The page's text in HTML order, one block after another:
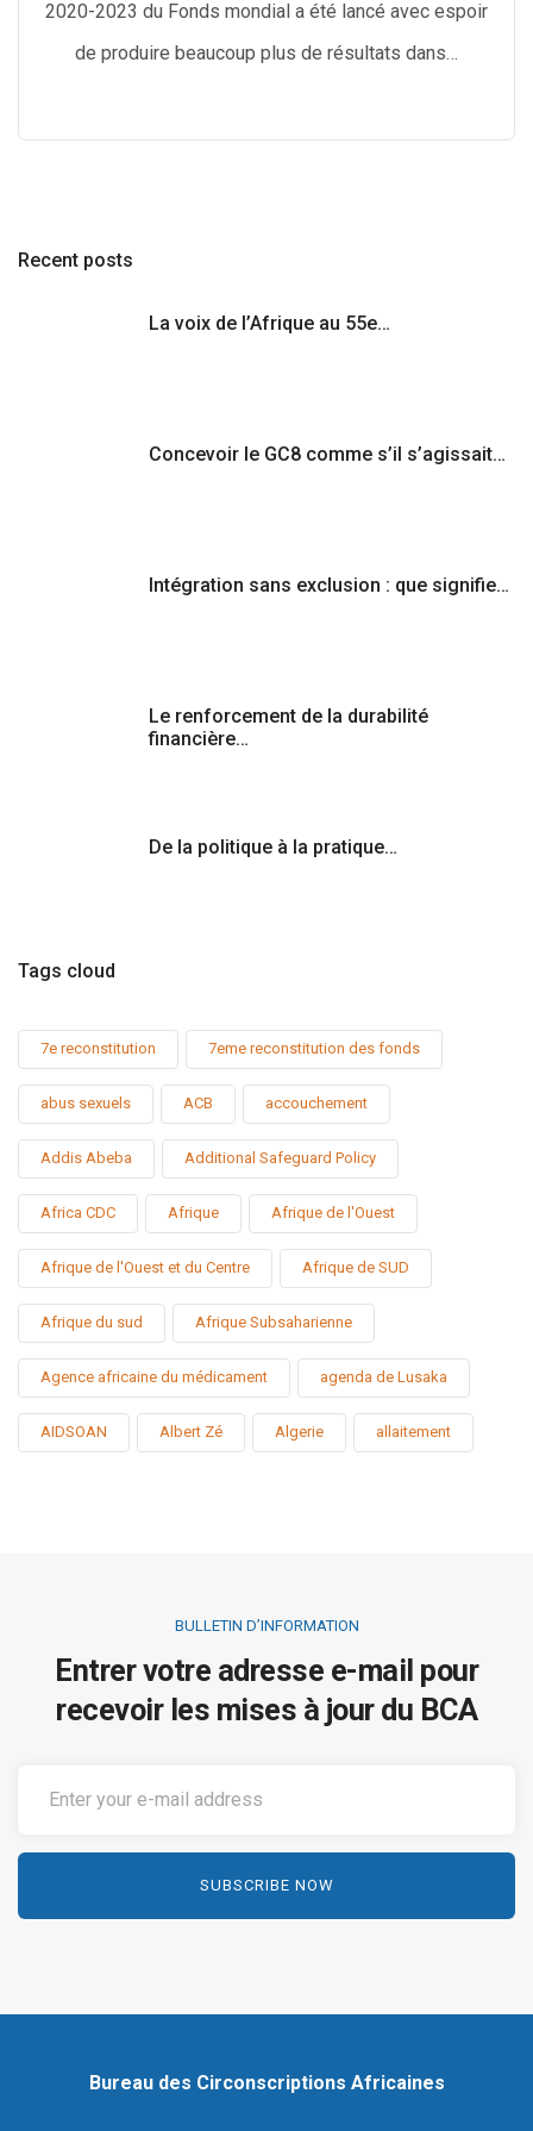
2020-2023 du Fonds mondial a été lancé avec espoir
de produire beaucoup plus de résultats dans…
Recent posts
La voix de l’Afrique au 55e…
Concevoir le GC8 comme s’il s’agissait…
Intégration sans exclusion : que signifie…
Le renforcement de la durabilité
financière…
De la politique à la pratique…
Tags cloud
7e reconstitution 7eme reconstitution des fonds
abus sexuels ACB accouchement
Addis Abeba Additional Safeguard Policy
Africa CDC Afrique Afrique de l'Ouest
Afrique de l'Ouest et du Centre Afrique de SUD
Afrique du sud Afrique Subsaharienne
Agence africaine du médicament agenda de Lusaka
AIDSOAN Albert Zé Algerie allaitement
BULLETIN D’INFORMATION
Entrer votre adresse e-mail pour
recevoir les mises à jour du BCA
Bureau des Circonscriptions Africaines